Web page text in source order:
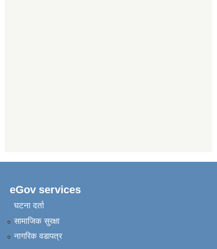
eGov services
घटना दर्ता
सामाजिक सुरक्षा
नागरिक वडापत्र